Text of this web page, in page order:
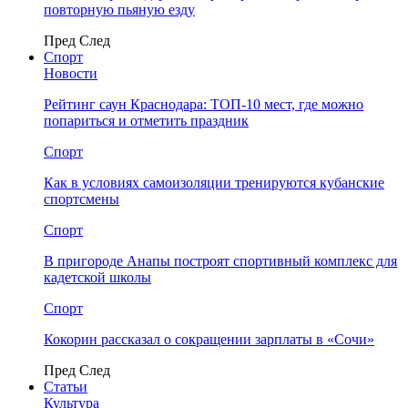
повторную пьяную езду
Пред След
Спорт
Новости
Рейтинг саун Краснодара: ТОП-10 мест, где можно
попариться и отметить праздник
Спорт
Как в условиях самоизоляции тренируются кубанские
спортсмены
Спорт
В пригороде Анапы построят спортивный комплекс для
кадетской школы
Спорт
Кокорин рассказал о сокращении зарплаты в «Сочи»
Пред След
Статьи
Культура